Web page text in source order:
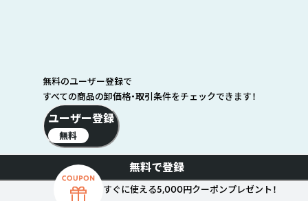
無料で登録
無料のユーザー登録で
すべての商品の卸価格・取引条件をチェックできます！
ユーザー登録
無料
すぐに使える5,000円クーポンプレゼント！